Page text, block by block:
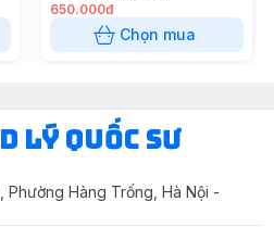
650.000đ
Chọn mua
Lý Quốc Sư
Phường Hàng Trống, Hà Nội -